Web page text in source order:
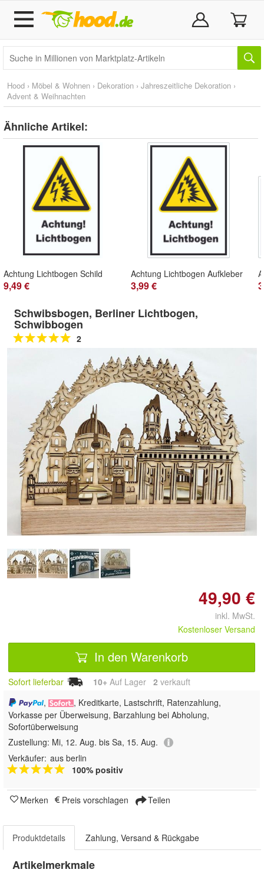
Hood › Möbel & Wohnen › Dekoration › Jahreszeitliche Dekoration ›
Advent & Weihnachten
Ähnliche Artikel:
Achtung Lichtbogen Schild
9,49 €
Achtung Lichtbogen Aufkleber
3,99 €
Schwibsbogen, Berliner Lichtbogen,
Schwibbogen
2
Doppelt antippen zum
vergrößern
49,90 €
inkl. MwSt.
Kostenloser Versand
In den Warenkorb
Sofort lieferbar 10+ Auf Lager 2 verkauft
,
, Kreditkarte, Lastschrift, Ratenzahlung,
Vorkasse per Überweisung, Barzahlung bei Abholung,
Sofortüberweisung
Zustellung: Mi, 12. Aug. bis Sa, 15. Aug.
Verkäufer: aus berlin
100% positiv
Merken Preis vorschlagen Teilen
Produktdetails Zahlung, Versand & Rückgabe
Artikelmerkmale